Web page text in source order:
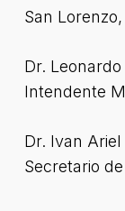
San
Dr.
Intendente
Dr. Ivan
Secretario